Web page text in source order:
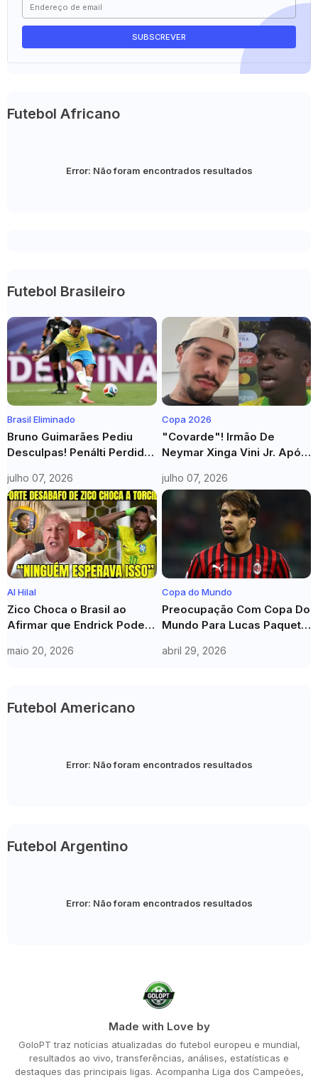
Futebol Africano
Error: Não foram encontrados resultados
Futebol Brasileiro
Brasil Eliminado
Bruno Guimarães Pediu
Desculpas! Penálti Perdido
"Vamos Levantar A Cabeça
E Seguir Em Frente"
julho 07, 2026
Copa 2026
"Covarde"! Irmão De
Neymar Xinga Vini Jr. Após
Provoca Haaland: "Fica
Quieto"
julho 07, 2026
Al Hilal
Zico Choca o Brasil ao
Afirmar que Endrick Pode
Mundial
maio 20, 2026
Copa do Mundo
Preocupação Com Copa Do
Mundo Para Lucas Paquetá:
Flamengo?
abril 29, 2026
Futebol Americano
Error: Não foram encontrados resultados
Futebol Argentino
Error: Não foram encontrados resultados
Made with Love by
GoloPT traz notícias atualizadas do futebol europeu e mundial,
resultados ao vivo, transferências, análises, estatísticas e
destaques das principais ligas. Acompanha Liga dos Campeões,